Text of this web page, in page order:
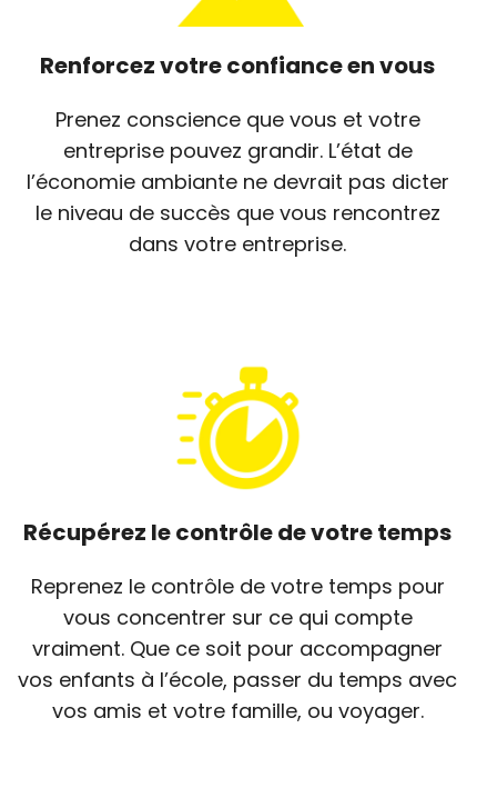
Renforcez votre confiance en vous
Prenez conscience que vous et votre
entreprise pouvez grandir. L’état de
l’économie ambiante ne devrait pas dicter
le niveau de succès que vous rencontrez
dans votre entreprise.
Récupérez le contrôle de votre temps
Reprenez le contrôle de votre temps pour
vous concentrer sur ce qui compte
vraiment. Que ce soit pour accompagner
vos enfants à l’école, passer du temps avec
vos amis et votre famille, ou voyager.